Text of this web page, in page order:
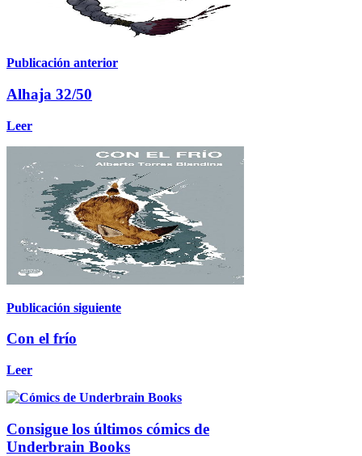
Publicación anterior
Alhaja 32/50
Leer
Publicación siguiente
Con el frío
Leer
Consigue los últimos cómics de
Underbrain Books